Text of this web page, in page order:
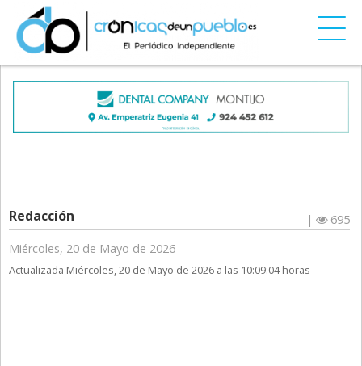
Redacción |
695
Miércoles, 20 de Mayo de 2026
Actualizada Miércoles, 20 de Mayo de 2026 a las 10:09:04 horas